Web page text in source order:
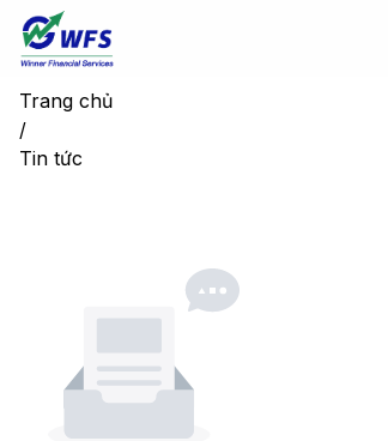
Trang chủ
/
Tin tức